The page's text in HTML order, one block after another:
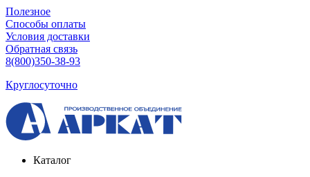
Полезное
Способы оплаты
Условия доставки
Обратная связь
8(800)350-38-93
Круглосуточно
Каталог